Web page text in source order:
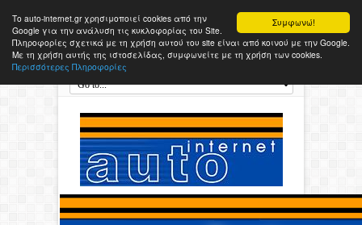
Συμφωνώ!
Το auto-internet.gr χρησιμοποιεί cookies από την
Google για την ανάλυση τις κυκλοφορίας του Site.
Πληροφορίες σχετικά με τη χρήση αυτού του site είναι από κοινού με την Google.
Με τη χρήση αυτής της ιστοσελίδας, συμφωνείτε με τη χρήση των cookies.
Περισσότερες Πληροφορίες